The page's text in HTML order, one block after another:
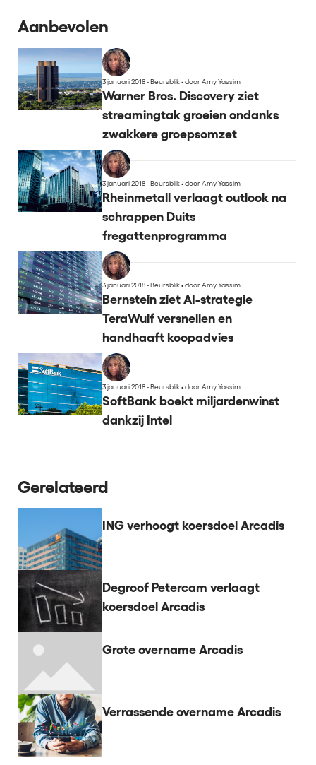
Aanbevolen
3 januari 2018 - Beursblik•door Amy Yassim
Warner Bros. Discovery ziet
streamingtak groeien ondanks
zwakkere groepsomzet
3 januari 2018 - Beursblik•door Amy Yassim
Rheinmetall verlaagt outlook na
schrappen Duits
fregattenprogramma
3 januari 2018 - Beursblik•door Amy Yassim
Bernstein ziet AI-strategie
TeraWulf versnellen en
handhaaft koopadvies
3 januari 2018 - Beursblik•door Amy Yassim
SoftBank boekt miljardenwinst
dankzij Intel
Gerelateerd
ING verhoogt koersdoel Arcadis
Degroof Petercam verlaagt
koersdoel Arcadis
Grote overname Arcadis
Verrassende overname Arcadis